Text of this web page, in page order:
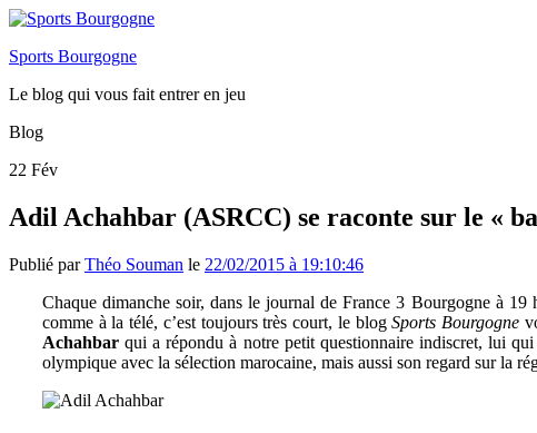
Sports Bourgogne
Le blog qui vous fait entrer en jeu
Blog
22 Fév
Adil Achahbar (ASRCC) se raconte sur le «
Publié parThéo Souman le 22/02/2015 à 19:10:46
Chaque dimanche soir, dans le journal de France 3 Bourgogne à 19
comme à la télé, c’est toujours très court, le blogSports Bourgogne
Achahbar qui a répondu à notre petit questionnaire indiscret, lui
olympique avec la sélection marocaine, mais aussi son regard sur la